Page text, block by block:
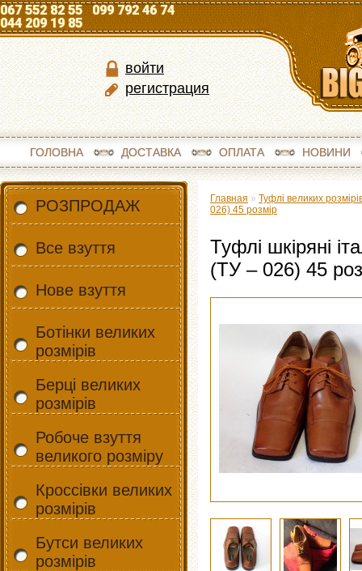
067 552 82 55 099 792 46 74
044 209 19 85
войти
регистрация
ГОЛОВНА ДОСТАВКА ОПЛАТА НОВИНИ
РОЗПРОДАЖ
Все взуття
Нове взуття
Ботінки великих
розмірів
Берці великих
розмірів
Робоче взуття
великого розміру
Кроссівки великих
розмірів
Бутси великих
розмірів
Главная » Туфлі великих
026) 45 розмір
Туфлі шкіряні
(ТУ – 026) 45